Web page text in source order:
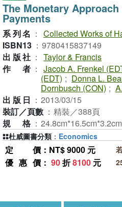
The Monetary
Payments
系列名 ： Collected Works of
ISBN13 ： 9780415837149
出版社 ： Taylor & Francis
作者 ： Jacob A. Frenkel
(EDT) ; Donna L.
Dornbusch (CON) ;
出版日 ： 2013/03/15
裝訂／頁數 ： 精裝／388頁
規格 ：
定價 ：NT$ 9000 元
優惠價 ： 90折8100 元
杜威圖書分類 ： Economics